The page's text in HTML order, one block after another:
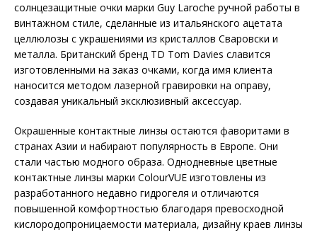
солнцезащитные очки марки Guy Laroche ручной работы в
винтажном стиле, сделанные из итальянского ацетата
целлюлозы с украшениями из кристаллов Сваровски и
металла. Британский бренд TD Tom Davies славится
изготовленными на заказ очками, когда имя клиента
наносится методом лазерной гравировки на оправу,
создавая уникальный эксклюзивный аксессуар.
Окрашенные контактные линзы остаются фаворитами в
странах Азии и набирают популярность в Европе. Они
стали частью модного образа. Однодневные цветные
контактные линзы марки ColourVUE изготовлены из
разработанного недавно гидрогеля и отличаются
повышенной комфортностью благодаря превосходной
кислородопроницаемости материала, дизайну краев линзы